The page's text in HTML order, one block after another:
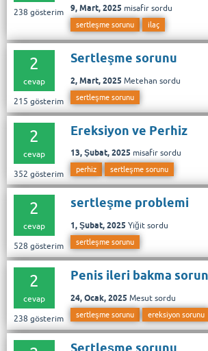
238 gösterim 9, Mart, 2025 misafir sordu
sertleşme sorunu ilaç
2
cevap
215 gösterim
Sertleşme sorunu
2, Mart, 2025 Metehan sordu
sertleşme sorunu
2
cevap
352 gösterim
Ereksiyon ve Perhiz
13, Şubat, 2025 misafir sordu
perhiz sertleşme sorunu
2
cevap
528 gösterim
sertleşme problemi
1, Şubat, 2025 Yiğit sordu
sertleşme sorunu
2
cevap
238 gösterim
Penis ileri bakma
24, Ocak, 2025 Mesut sordu
sertleşme sorunu ereksiyon sorunu